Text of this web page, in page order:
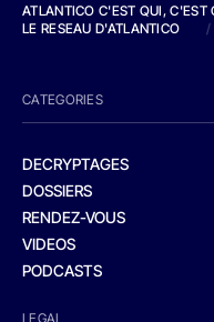
ATLANTICO C'EST QUI, C'EST
LE RESEAU D'ATLANTICO
/
CATEGORIES
DECRYPTAGES
DOSSIERS
RENDEZ-VOUS
VIDEOS
PODCASTS
LEGAL